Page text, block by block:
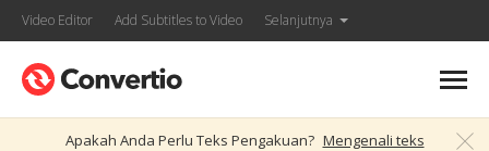
Video Editor Add Subtitles to Video Selanjutnya
Apakah Anda Perlu Teks Pengakuan? Mengenali teks